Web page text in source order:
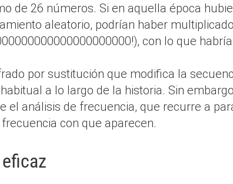
de 26 números. Si en aquella época
aleatorio, podrían haber
con lo que
por sustitución que modifica la
a lo largo de la historia. Sin
el análisis de frecuencia, que recurre a
con que aparecen.